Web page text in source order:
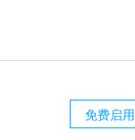
免费启用